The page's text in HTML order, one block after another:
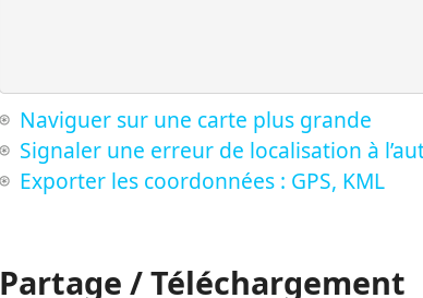
Naviguer sur une carte plus grande
Signaler une erreur de localisation à
Exporter les coordonnées : GPS, KML
Partage / Téléchargement